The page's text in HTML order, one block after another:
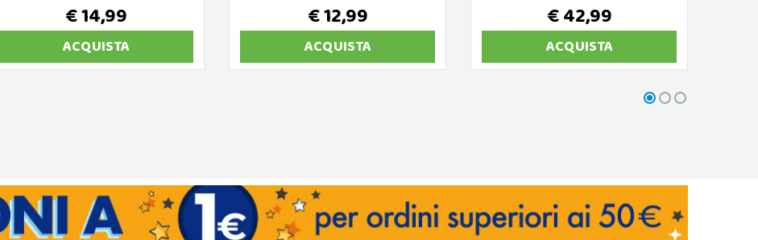
€ 14,99
ACQUISTA
€ 12,99
ACQUISTA
€ 42,99
ACQUISTA